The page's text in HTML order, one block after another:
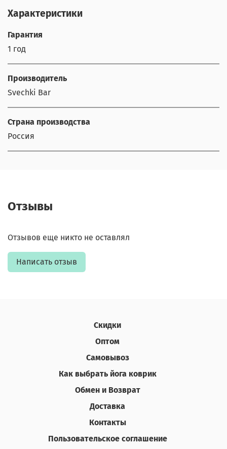
Характеристики
Гарантия
1 год
Производитель
Svechki Bar
Страна производства
Россия
Отзывы
Отзывов еще никто не оставлял
Написать отзыв
Скидки
Оптом
Самовывоз
Как выбрать йога коврик
Обмен и Возврат
Доставка
Контакты
Пользовательское соглашение